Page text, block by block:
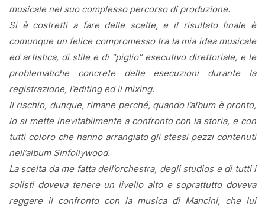
musicale nel suo complesso percorso di produzione.
Si è costretti a fare delle scelte, e il risultato finale è
comunque un felice compromesso tra la mia idea musicale
ed artistica, di stile e di “piglio” esecutivo direttoriale, e le
problematiche concrete delle esecuzioni durante la
registrazione, l’editing ed il mixing.
Il rischio, dunque, rimane perché, quando l’album è pronto,
lo si mette inevitabilmente a confronto con la storia, e con
tutti coloro che hanno arrangiato gli stessi pezzi contenuti
nell’album Sinfollywood.
La scelta da me fatta dell’orchestra, degli studios e di tutti i
solisti doveva tenere un livello alto e soprattutto doveva
reggere il confronto con la musica di Mancini, che lui